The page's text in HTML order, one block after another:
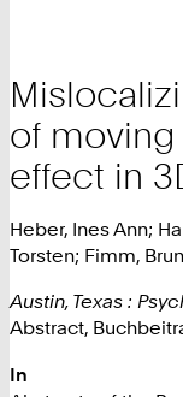
of
effect in
Heber, Ines Ann;
Torsten; Fimm,
Austin, Texas :
Abstract,
In